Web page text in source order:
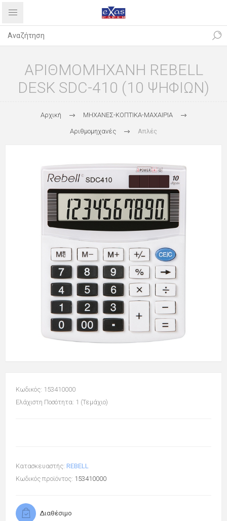
ΑΡΙΘΜΟΜΗΧΑΝΗ REBELL
DESK SDC-410 (10 ΨΗΦΙΩΝ)
Αρχική ΜΗΧΑΝΕΣ-ΚΟΠΤΙΚΑ-ΜΑΧΑΙΡΙΑ
Αριθμομηχανές Απλές
Κωδικός: 153410000
Ελάχιστη Ποσότητα: 1 (Τεμάχιο)
Κατασκευαστής: REBELL
Κωδικός προϊόντος: 153410000
Διαθέσιμο